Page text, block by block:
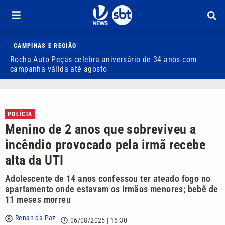
CAMPINAS E REGIÃO
Rocha Auto Peças celebra aniversário de 34 anos com
campanha válida até agosto
POLÍCIA
Menino de 2 anos que sobreviveu a
incêndio provocado pela irmã recebe
alta da UTI
Adolescente de 14 anos confessou ter ateado fogo no
apartamento onde estavam os irmãos menores; bebê de
11 meses morreu
Renan da Paz 06/08/2025 | 15:30